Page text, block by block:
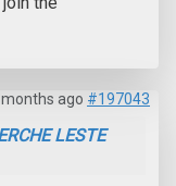
ago #197043
LESTE